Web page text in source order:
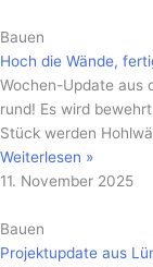
Bauen
Hoch die Wände,
Wochen-Update aus
rund! Es wird
Stück werden
Weiterlesen »
11. November 2025
Bauen
Projektupdate aus